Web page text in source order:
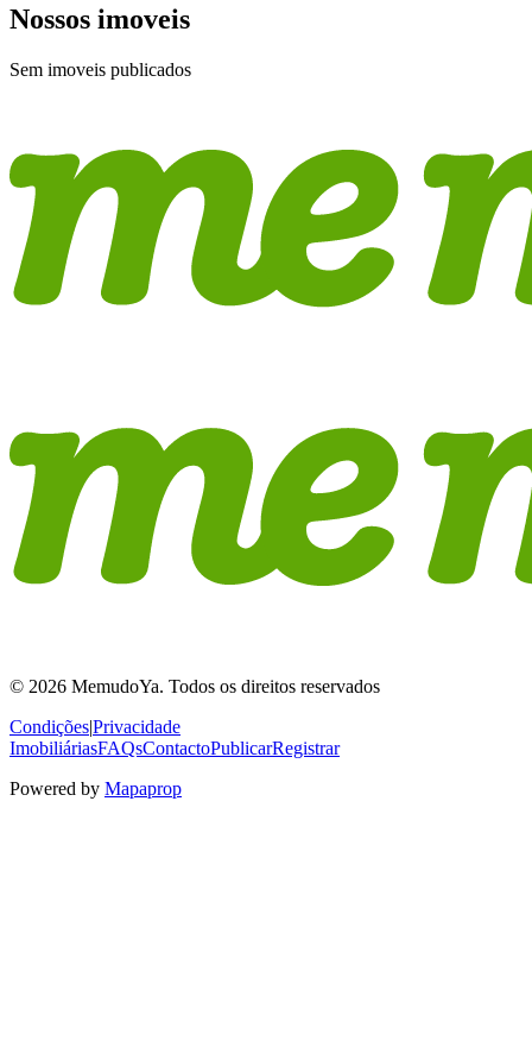
Nossos imoveis
Sem imoveis publicados
© 2026 MemudoYa. Todos os direitos reservados
Condições|Privacidade
ImobiliáriasFAQsContactoPublicarRegistrar
Powered by Mapaprop